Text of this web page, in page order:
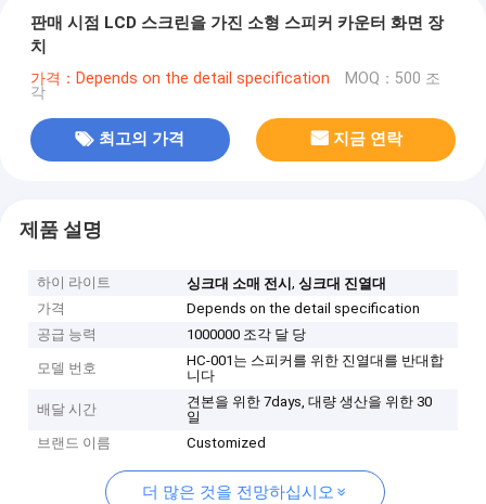
판매 시점 LCD 스크린을 가진 소형 스피커 카운터 화면 장
치
가격：Depends on the detail specification MOQ：500 조
각
최고의 가격 지금 연락
제품 설명
하이 라이트 싱크대 소매 전시,싱크대 진열대
가격
Depends on the detail specification
공급 능력
1000000 조각 달 당
모델 번호
HC-001는 스피커를 위한 진열대를 반대합
니다
배달 시간
견본을 위한 7days, 대량 생산을 위한 30
일
브랜드 이름
Customized
더 많은 것을 전망하십시오